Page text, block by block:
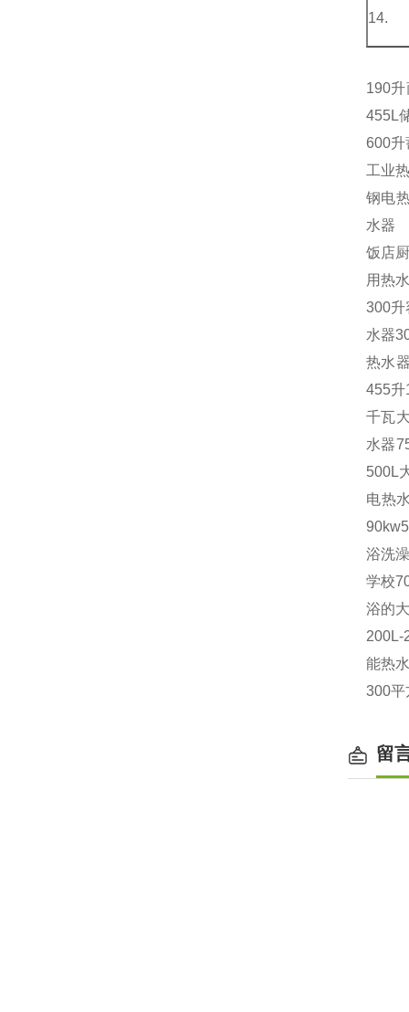
14.
190
455L
600升
工业
钢电
水器
饭店
用热
300升
水器
热水
455升
千瓦
水器
500L
电热
浴洗
学校
浴的
200L-
能热
300平
留